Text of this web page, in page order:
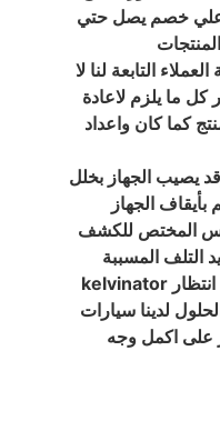
خصم يصل حتي
التابعة لنا لا
كل ما يلزم لاعادة
كما كان واعداد
يصيب الجهاز بخلل
الجهاز
المختص للكشف
التلف المسببة
kelvinator رقم واحد في مصر نحن في انتظار
لدينا سيارات
على اكمل وجه